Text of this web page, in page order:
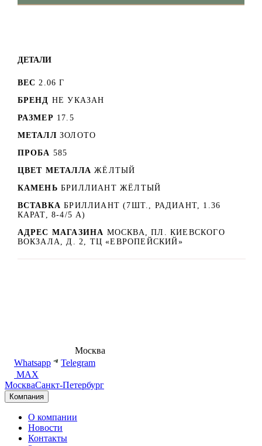
ДЕТАЛИ
ВЕС 2.06 Г
БРЕНД НЕ УКАЗАН
РАЗМЕР 17.5
МЕТАЛЛ ЗОЛОТО
ПРОБА 585
ЦВЕТ МЕТАЛЛА ЖЁЛТЫЙ
КАМЕНЬ БРИЛЛИАНТ ЖЁЛТЫЙ
ВСТАВКА БРИЛЛИАНТ (7ШТ., РАДИАНТ, 1.36
КАРАТ, 8-4/5 А)
АДРЕС МАГАЗИНА МОСКВА, ПЛ. КИЕВСКОГО
ВОКЗАЛА, Д. 2, ТЦ «ЕВРОПЕЙСКИЙ»
Москва
Whatsapp
Telegram
MAX
МоскваСанкт-Петербург
Компания
О компании
Новости
Контакты